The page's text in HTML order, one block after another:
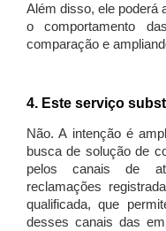
Além disso, ele poderá
o comportamento
comparação e
4. Este serviço
Não. A intenção é
busca de solução de
pelos canais de
reclamações
qualificada, que
desses canais das